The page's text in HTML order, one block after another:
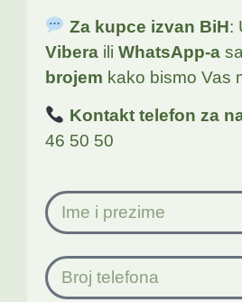
Za kupce izvan BiH:
Vibera ili WhatsApp-a sa
brojem kako bismo Vas
Kontakt telefon za
46 50 50